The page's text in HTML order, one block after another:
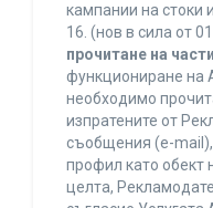
кампании на стоки
16. (нов в сила от
прочитане на
функциониране на
необходимо
изпратените от
съобщения (e-
профил като обект
целта,